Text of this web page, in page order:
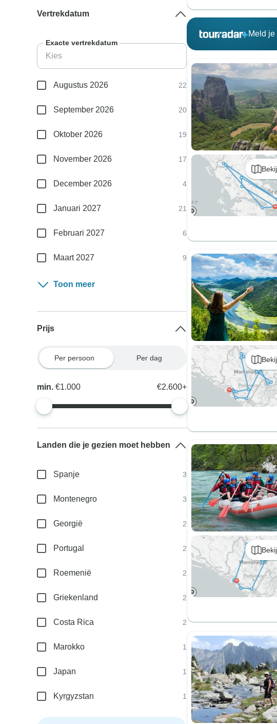
Meld
Vertrekdatum
Exacte vertrekdatum
Augustus 2026 22
September 2026 20
Oktober 2026 19
November 2026 17
December 2026 4
Januari 2027 21
Februari 2027 6
Maart 2027 9
Toon meer
Prijs
Per persoon Per dag
min.€1.000 €2.600+
Landen die je gezien moet hebben
Spanje 3
Montenegro 3
Georgië 2
Portugal 2
Roemenië 2
Griekenland 2
Costa Rica 2
Marokko 1
Japan 1
Kyrgyzstan 1